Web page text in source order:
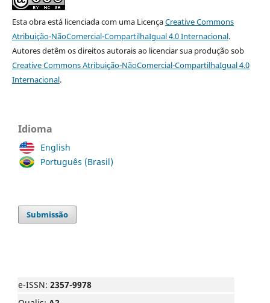
Esta obra está licenciada com uma LicençaCreative Commons
Atribuição-NãoComercial-CompartilhaIgual 4.0 Internacional.
Autores detêm os direitos autorais ao licenciar sua produção sob
Creative Commons Atribuição-NãoComercial-CompartilhaIgual 4.0
Internacional.
Idioma
English
Português (Brasil)
Submissão
e-ISSN: 2357-9978